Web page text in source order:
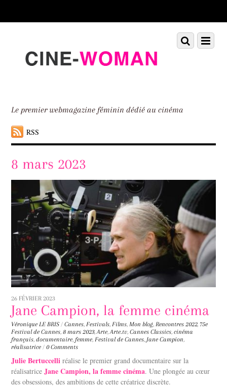
down
Le premier webmagazine féminin dédié au cinéma
RSS
Menu
Scroll
down
8 mars 2023
26 FÉVRIER 2023
Jane Campion, la femme cinéma
Véronique LE BRIS / Cannes, Festivals, Films, Mon blog, Rencontres 2022,75e
Festival de Cannes,8 mars 2023,Arte,Arte.tv,Cannes Classics,cinéma
français,documentaire, femme, Festival de Cannes, Jane Campion,
réalisatrice / 0 Comments
Julie Bertuccelli réalise le premier grand documentaire sur la
réalisatriceJane Campion, la femme cinéma. Une plongée au cœur
des obsessions, des ambitions de cette créatrice discrète.